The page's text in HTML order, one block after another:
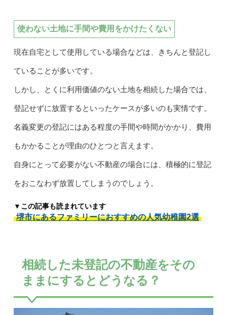
使わない土地に手間や費用をかけたくない
現在自宅として使用している場合などは、きちんと登記し
ていることが多いです。
しかし、とくに利用価値のない土地を相続した場合では、
登記せずに放置するといったケースが多いのも実情です。
名義変更の登記にはある程度の手間や時間がかかり、費用
もかかることが理由のひとつと言えます。
自身にとって必要がない不動産の場合には、積極的に登記
をおこなわず放置してしまうのでしょう。
▼この記事も読まれています
堺市にあるファミリーにおすすめの人気幼稚園2選
相続した未登記の不動産をその
ままにするとどうなる？